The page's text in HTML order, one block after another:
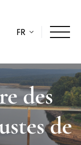
FR
des
de